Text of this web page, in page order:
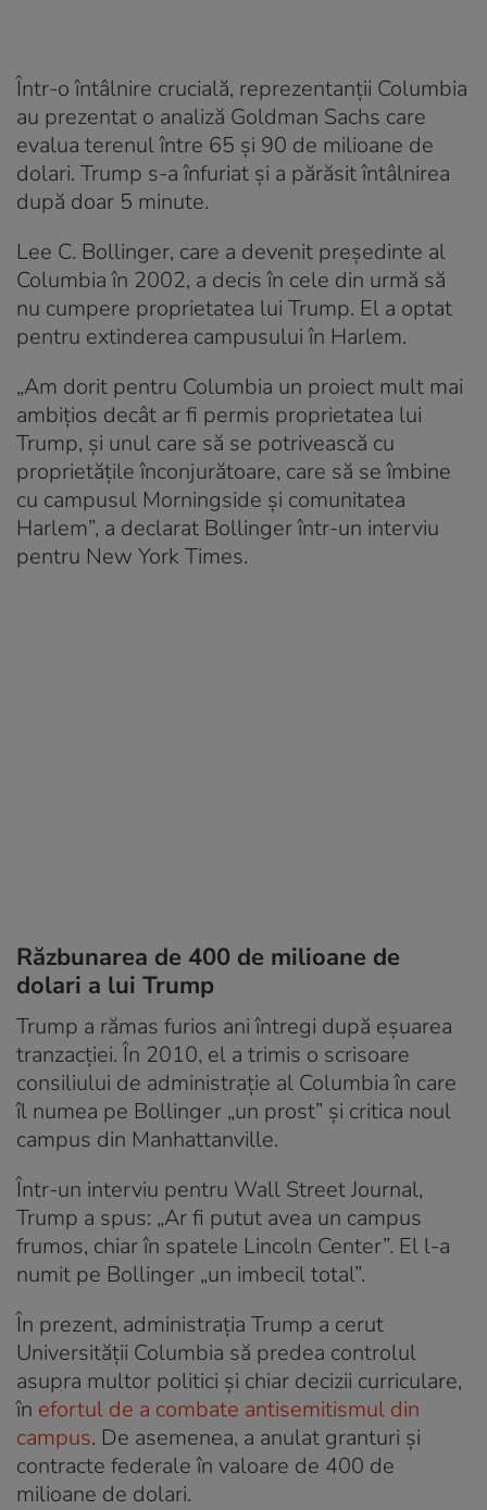
Într-o întâlnire crucială, reprezentanții Columbia
au prezentat o analiză Goldman Sachs care
evalua terenul între 65 și 90 de milioane de
dolari. Trump s-a înfuriat și a părăsit întâlnirea
după doar 5 minute.
Lee C. Bollinger, care a devenit președinte al
Columbia în 2002, a decis în cele din urmă să
nu cumpere proprietatea lui Trump. El a optat
pentru extinderea campusului în Harlem.
„Am dorit pentru Columbia un proiect mult mai
ambițios decât ar fi permis proprietatea lui
Trump, și unul care să se potrivească cu
proprietățile înconjurătoare, care să se îmbine
cu campusul Morningside și comunitatea
Harlem”, a declarat Bollinger într-un interviu
pentru New York Times.
Răzbunarea de 400 de milioane de
dolari a lui Trump
Trump a rămas furios ani întregi după eșuarea
tranzacției. În 2010, el a trimis o scrisoare
consiliului de administrație al Columbia în care
îl numea pe Bollinger „un prost” și critica noul
campus din Manhattanville.
Într-un interviu pentru Wall Street Journal,
Trump a spus: „Ar fi putut avea un campus
frumos, chiar în spatele Lincoln Center”. El l-a
numit pe Bollinger „un imbecil total”.
În prezent, administrația Trump a cerut
Universității Columbia să predea controlul
asupra multor politici și chiar decizii curriculare,
în efortul de a combate antisemitismul din
campus. De asemenea, a anulat granturi și
contracte federale în valoare de 400 de
milioane de dolari.